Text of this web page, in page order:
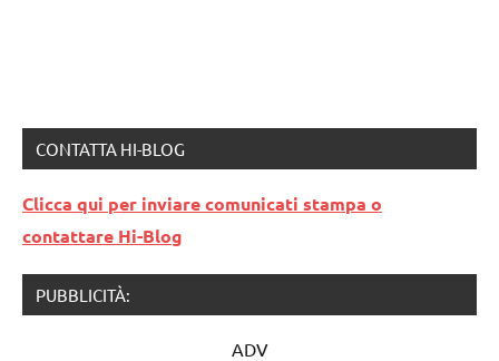
CONTATTA HI-BLOG
Clicca qui per inviare comunicati stampa o
contattare Hi-Blog
PUBBLICITÀ:
ADV